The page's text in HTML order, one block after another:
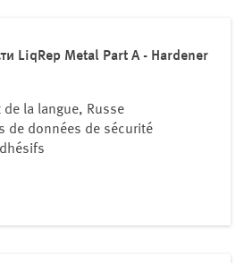
LiqRep Metal Part A - Hardener
la langue, Russe
de données de sécurité